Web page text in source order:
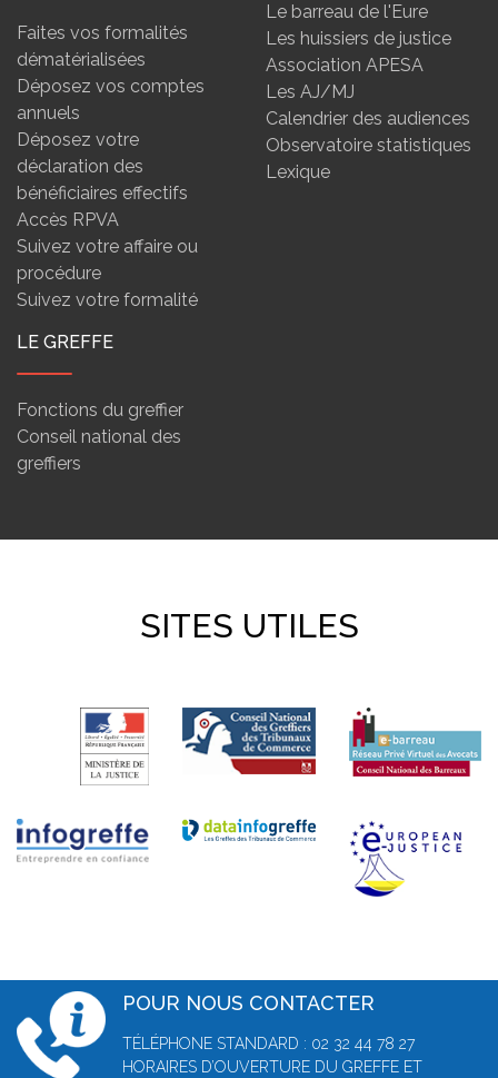
Faites vos formalités
dématérialisées
Déposez vos comptes
annuels
Déposez votre
déclaration des
bénéficiaires effectifs
Accès RPVA
Suivez votre affaire ou
procédure
Suivez votre formalité
Le barreau de l'Eure
Les huissiers de justice
Association APESA
Les AJ/MJ
Calendrier des audiences
Observatoire statistiques
Lexique
LE GREFFE
Fonctions du greffier
Conseil national des
greffiers
SITES UTILES
POUR NOUS CONTACTER
TÉLÉPHONE STANDARD : 02 32 44 78 27
HORAIRES D’OUVERTURE DU GREFFE ET